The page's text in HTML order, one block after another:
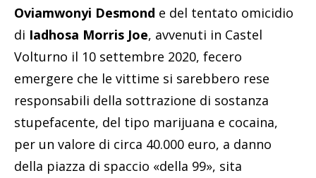
Oviamwonyi Desmond e del tentato omicidio
di Iadhosa Morris Joe, avvenuti in Castel
Volturno il 10 settembre 2020, fecero
emergere che le vittime si sarebbero rese
responsabili della sottrazione di sostanza
stupefacente, del tipo marijuana e cocaina,
per un valore di circa 40.000 euro, a danno
della piazza di spaccio «della 99», sita